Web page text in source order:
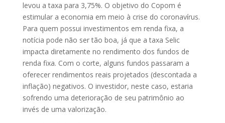
levou a taxa para 3,75%. O objetivo do Copom é
estimular a economia em meio à crise do coronavírus.
Para quem possui investimentos em renda fixa, a
notícia pode não ser tão boa, já que a taxa Selic
impacta diretamente no rendimento dos fundos de
renda fixa. Com o corte, alguns fundos passaram a
oferecer rendimentos reais projetados (descontada a
inflação) negativos. O investidor, neste caso, estaria
sofrendo uma deterioração de seu patrimônio ao
invés de uma valorização.